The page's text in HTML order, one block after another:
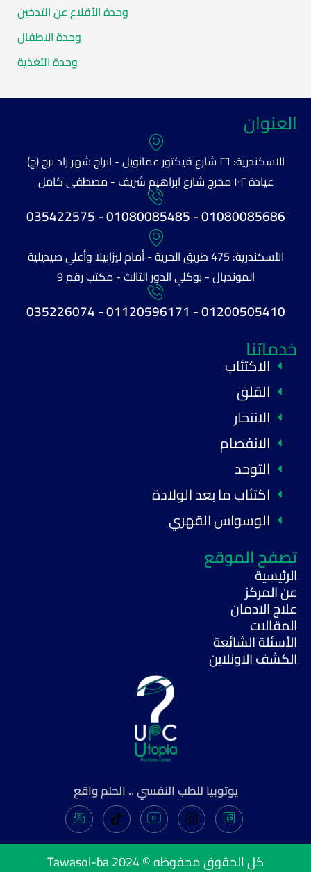
وحدة الأقلاع عن التدخين
وحدة الاطفال
وحدة التغذية
العنوان
الاسكندرية: ٢٦ شارع فيكتور عمانويل - ابراج شهر زاد برج (ج)
عيادة ١٠٢ مخرج شارع ابراهيم شريف - مصطفى كامل
01080085686 - 01080085485 - 035422575
الأسكندرية: 475 طريق الحرية - أمام ليزابيلا وأعلي صيديلية
المونديال - بوكلي الدور الثالث - مكتب رقم 9
01200505410 - 01120596171 - 035226074
خدماتنا
الاكتئاب
القلق
الانتحار
الانفصام
التوحد
اكتئاب ما بعد الولادة
الوسواس القهري
تصفح الموقع
الرئيسية
عن المركز
علاج الادمان
المقالات
الأسئلة الشائعة
الكشف الاونلاين
يوتوبيا للطب النفسي .. الحلم واقع
كل الحقوق محفوظه © 2024 Tawasol-ba